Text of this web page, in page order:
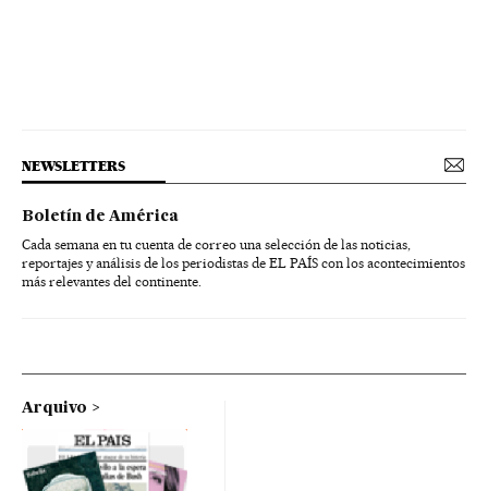
NEWSLETTERS
Boletín de América
Cada semana en tu cuenta de correo una selección de las noticias,
reportajes y análisis de los periodistas de EL PAÍS con los acontecimientos
más relevantes del continente.
Arquivo